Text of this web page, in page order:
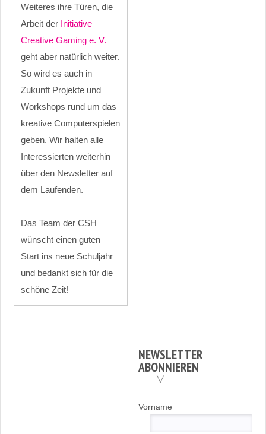
Weiteres ihre Türen, die
Arbeit der Initiative
Creative Gaming e. V.
geht aber natürlich weiter.
So wird es auch in
Zukunft Projekte und
Workshops rund um das
kreative Computerspielen
geben. Wir halten alle
Interessierten weiterhin
über den Newsletter auf
dem Laufenden.
Das Team der CSH
wünscht einen guten
Start ins neue Schuljahr
und bedankt sich für die
schöne Zeit!
NEWSLETTER
ABONNIEREN
Vorname